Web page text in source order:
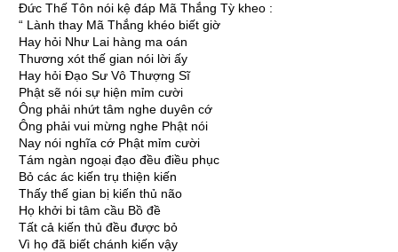
Ðức Thế Tôn nói kệ đáp Mã Thắng Tỳ kheo :
“ Lành thay Mã Thắng khéo biết giờ
Hay hỏi Như Lai hàng ma oán
Thương xót thế gian nói lời ấy
Hay hỏi Ðạo Sư Vô Thượng Sĩ
Phật sẽ nói sự hiện mỉm cười
Ông phải nhứt tâm nghe duyên cớ
Ông phải vui mừng nghe Phật nói
Nay nói nghĩa cớ Phật mỉm cười
Tám ngàn ngoại đạo đều điều phục
Bỏ các ác kiến trụ thiện kiến
Thấy thế gian bị kiến thủ não
Họ khởi bi tâm cầu Bồ đề
Tất cả kiến thủ đều được bỏ
Vì họ đã biết chánh kiến vậy